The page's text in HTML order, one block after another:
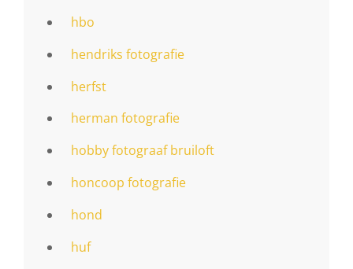
hbo
hendriks fotografie
herfst
herman fotografie
hobby fotograaf bruiloft
honcoop fotografie
hond
huf